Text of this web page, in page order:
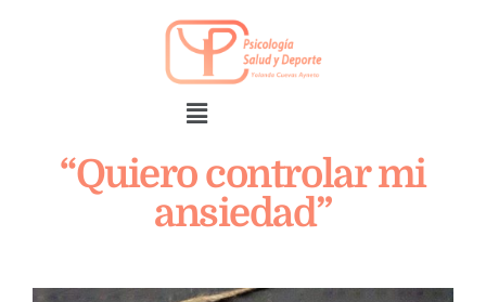
“Quiero controlar mi
ansiedad”